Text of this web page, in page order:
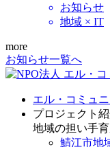
お知らせ
地域 × IT
more
お知らせ一覧へ
エル・コミュ
プロジェクト
地域の担い手
鯖江市地